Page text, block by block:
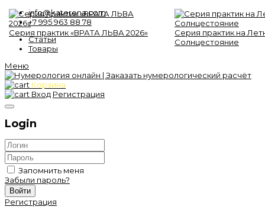
info@katerena.com
+7 995 963 88 78
Статьи
Товары
Меню
Корзина
Вход Регистрация
Login
Запомнить меня
Забыли пароль?
Войти
Регистрация
Серия практик «ВРАТА ЛЬВА 2026»
Серия практик на
Солнцестояние